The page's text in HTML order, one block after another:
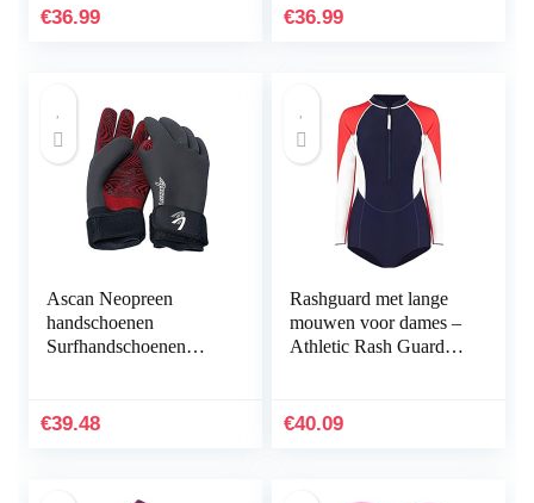
Ropa de Playa Burkini
€36.99
Bescheiden Zwempak
€36.99
Ascan Neopreen
handschoenen
Surfhandschoenen
€39.48
Rashguard met lange
mouwen voor dames –
Athletic Rash Guard
Atletisch Splice Rits…
€40.09